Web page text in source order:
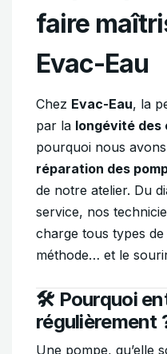
faire
Evac-Eau
Chez Evac-Eau, la
par la longévité des
pourquoi nous avons
réparation des
de notre atelier. Du
service, nos
charge tous types
méthode… et le
🛠 Pourquoi
régulièrement
Une pompe, qu’elle